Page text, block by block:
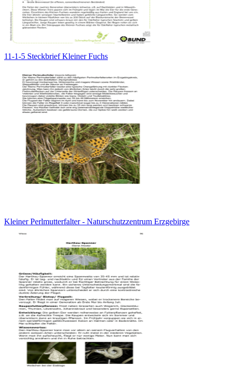
11-1-5 Steckbrief Kleiner Fuchs
Kleiner Perlmutterfalter - Naturschutzzentrum Erzgebirge